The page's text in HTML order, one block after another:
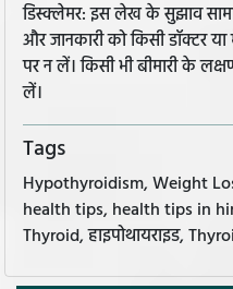
डिस्क्लेमर: इस लेख के सुझाव
और जानकारी को किसी डॉक्टर
पर न लें। किसी भी बीमारी के
लें।
Tags
Hypothyroidism, Weight
health tips, health tips in
Thyroid, हाइपोथायराइड,